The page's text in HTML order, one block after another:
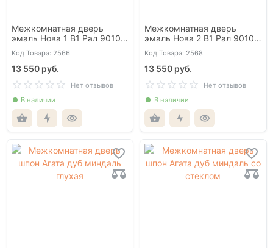
Межкомнатная дверь
эмаль Нова 1 В1 Рал 9010
глухая
Код Товара: 2566
13 550 руб.
Нет отзывов
В наличии
Межкомнатная дверь
эмаль Нова 2 В1 Рал 9010
глухая
Код Товара: 2568
13 550 руб.
Нет отзывов
В наличии